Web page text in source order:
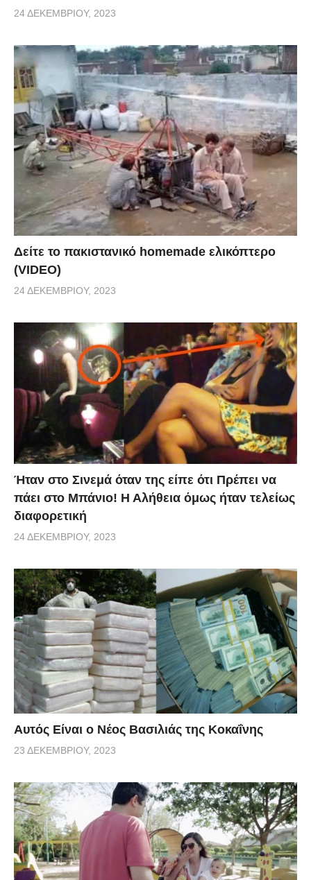
24 ΔΕΚΕΜΒΡΊΟΥ, 2023
Δείτε το πακιστανικό homemade ελικόπτερο
(VIDEO)
24 ΔΕΚΕΜΒΡΊΟΥ, 2023
Ήταν στο Σινεμά όταν της είπε ότι Πρέπει να
πάει στο Μπάνιο! Η Αλήθεια όμως ήταν τελείως
διαφορετική
24 ΔΕΚΕΜΒΡΊΟΥ, 2023
Αυτός Είναι ο Νέος Βασιλιάς της Κοκαΐνης
23 ΔΕΚΕΜΒΡΊΟΥ, 2023